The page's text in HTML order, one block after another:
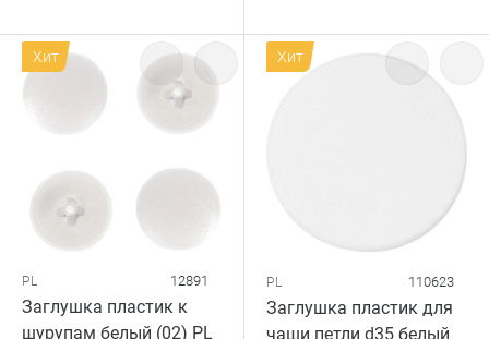
Хит
PL 12891
Заглушка пластик к
шурупам белый (02) PL
Хит
PL 110623
Заглушка пластик для
чаши петли d35 белый